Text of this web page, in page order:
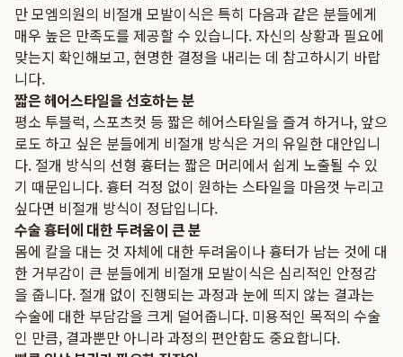
만 모엠의원의 비절개 모발이식은 특히 다음과 같은 분들에게
매우 높은 만족도를 제공할 수 있습니다. 자신의 상황과 필요에
맞는지 확인해보고, 현명한 결정을 내리는 데 참고하시기 바랍
니다.
짧은 헤어스타일을 선호하는 분
평소 투블럭, 스포츠컷 등 짧은 헤어스타일을 즐겨 하거나, 앞으
로도 하고 싶은 분들에게 비절개 방식은 거의 유일한 대안입니
다. 절개 방식의 선형 흉터는 짧은 머리에서 쉽게 노출될 수 있
기 때문입니다. 흉터 걱정 없이 원하는 스타일을 마음껏 누리고
싶다면 비절개 방식이 정답입니다.
수술 흉터에 대한 두려움이 큰 분
몸에 칼을 대는 것 자체에 대한 두려움이나 흉터가 남는 것에 대
한 거부감이 큰 분들에게 비절개 모발이식은 심리적인 안정감
을 줍니다. 절개 없이 진행되는 과정과 눈에 띄지 않는 결과는
수술에 대한 부담감을 크게 덜어줍니다. 미용적인 목적의 수술
인 만큼, 결과뿐만 아니라 과정의 편안함도 중요합니다.